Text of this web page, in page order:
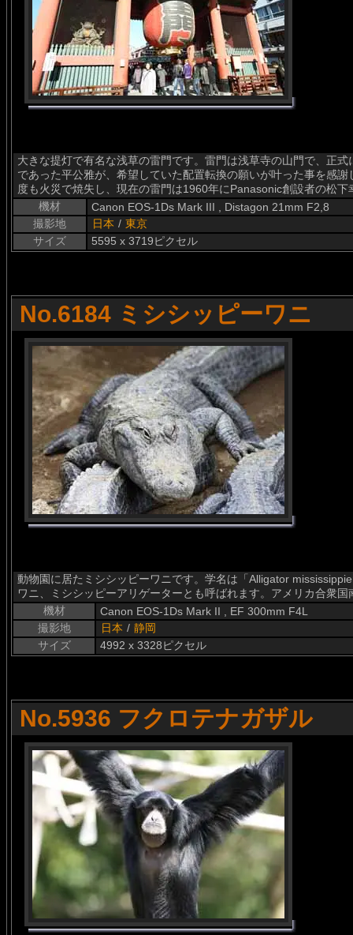
大きな提灯で有名な浅草の雷門です。雷門は浅草寺の山門で、正
であった平公雅が、希望していた配置転換の願いが叶った事を感
度も火災で焼失し、現在の雷門は1960年にPanasonic創設者の松
機材
Canon EOS-1Ds Mark III , Distagon 21mm F2,8
撮影地
日本 / 東京
サイズ
5595 x 3719ピクセル
No.6184 ミシシッピーワニ
動物園に居たミシシッピーワニです。学名は「Alligator
ワニ、ミシシッピーアリゲーターとも呼ばれます。アメリカ合衆
機材
Canon EOS-1Ds Mark II , EF 300mm F4L
撮影地
日本 / 静岡
サイズ
4992 x 3328ピクセル
No.5936 フクロテナガザル